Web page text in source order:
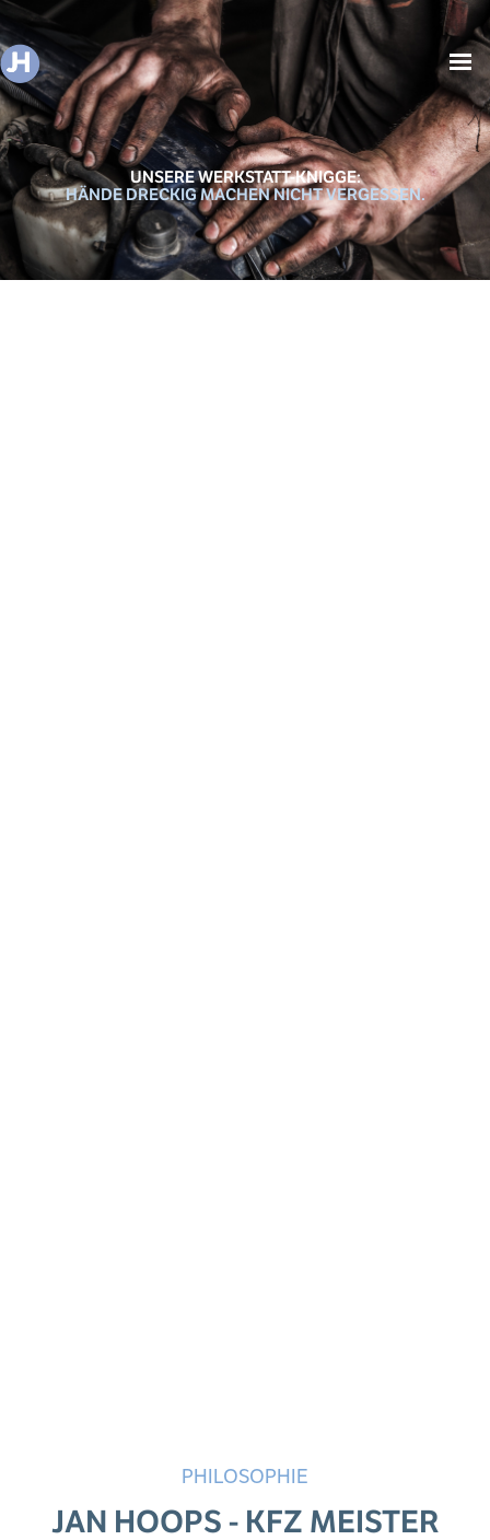
UNSERE WERKSTATT-KNIGGE:
HÄNDE DRECKIG MACHEN NICHT VERGESSEN.
PHILOSOPHIE
JAN HOOPS - KFZ MEISTER